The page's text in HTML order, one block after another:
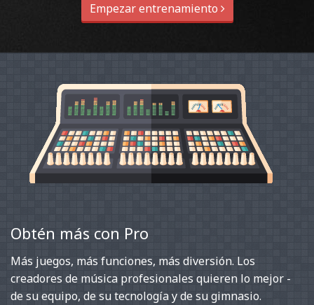
Empezar entrenamiento
Obtén más con Pro
Más juegos, más funciones, más diversión. Los
creadores de música profesionales quieren lo mejor -
de su equipo, de su tecnología y de su gimnasio.